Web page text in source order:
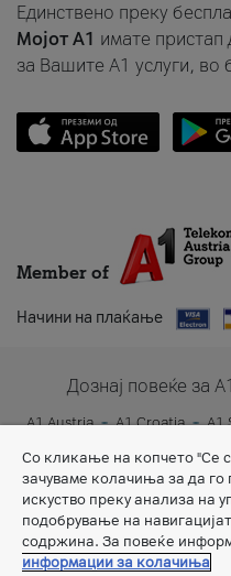
Единствено преку
Мојот A1 имате
за Вашите A1 услуги, во
Member of
Начини на плаќање
Дознај повеќе за
A1 Austria A1 Croatia A1
A1
Со кликање на копчето "Се
зачуваме колачиња за да
искуство преку анализа на
подобрување на
содржина. За повеќе
информации за колачиња